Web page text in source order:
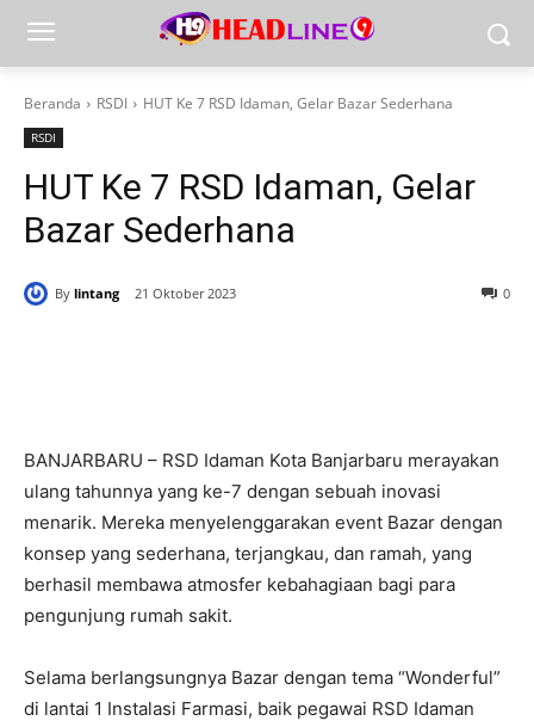
Beranda RSDI HUT Ke 7 RSD Idaman, Gelar Bazar Sederhana
RSDI
HUT Ke 7 RSD Idaman, Gelar
Bazar Sederhana
By lintang 21 Oktober 2023 0
BANJARBARU – RSD Idaman Kota Banjarbaru merayakan
ulang tahunnya yang ke-7 dengan sebuah inovasi
menarik. Mereka menyelenggarakan event Bazar dengan
konsep yang sederhana, terjangkau, dan ramah, yang
berhasil membawa atmosfer kebahagiaan bagi para
pengunjung rumah sakit.
Selama berlangsungnya Bazar dengan tema “Wonderful”
di lantai 1 Instalasi Farmasi, baik pegawai RSD Idaman